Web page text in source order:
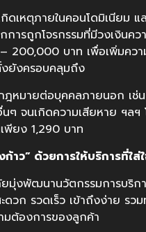
กิดเหตุภายในคอนโดมิเนียม
การถูกโจรกรรมที่มีวงเงินค
200,000 บาท เพื่อเพิ่มควา
ยังครอบคลุมถึง
ฎหมายต่อบุคคลภายนอก เช่
ๆ จนเกิดความเสียหาย ฯลฯ
พียง 1,290 บาท
ก้าว” ด้วยการให้บริการที่ใส่
มุ่งพัฒนานวัตกรรมการบริก
ดวก รวดเร็ว เข้าถึงง่าย รว
ามต้องการของลูกค้า